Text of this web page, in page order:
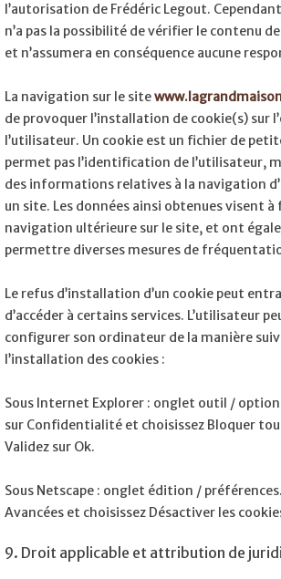
l’autorisation de Frédéric Legout.
n’a pas la possibilité de vérifier le contenu
et n’assumera en conséquence aucune
La navigation sur le site
de provoquer l’installation de cookie(s) sur
l’utilisateur. Un cookie est un fichier de
permet pas l’identification de l’utilisateur,
des informations relatives à la navigation
un site. Les données ainsi obtenues visent
navigation ultérieure sur le site, et ont
permettre diverses mesures de
Le refus d’installation d’un cookie peut
d’accéder à certains services. L’utilisateur
configurer son ordinateur de la manière
l’installation des cookies :
Sous Internet Explorer : onglet outil /
sur Confidentialité et choisissez Bloquer
Validez sur Ok.
Sous Netscape : onglet édition /
Avancées et choisissez Désactiver les
9. Droit applicable et attribution de